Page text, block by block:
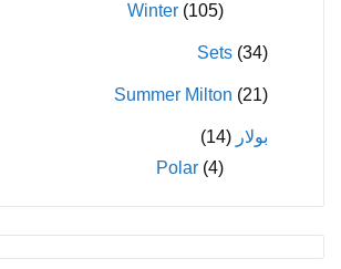
Winter (105)
Sets (34)
Summer Milton (21)
بولار (14)
Polar (4)